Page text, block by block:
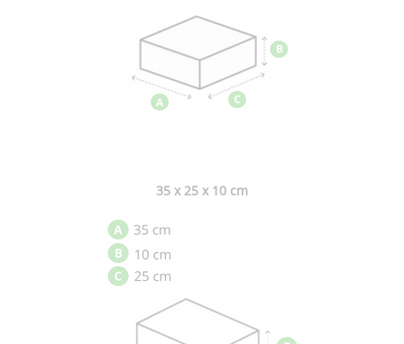
35 x 25 x 10 cm